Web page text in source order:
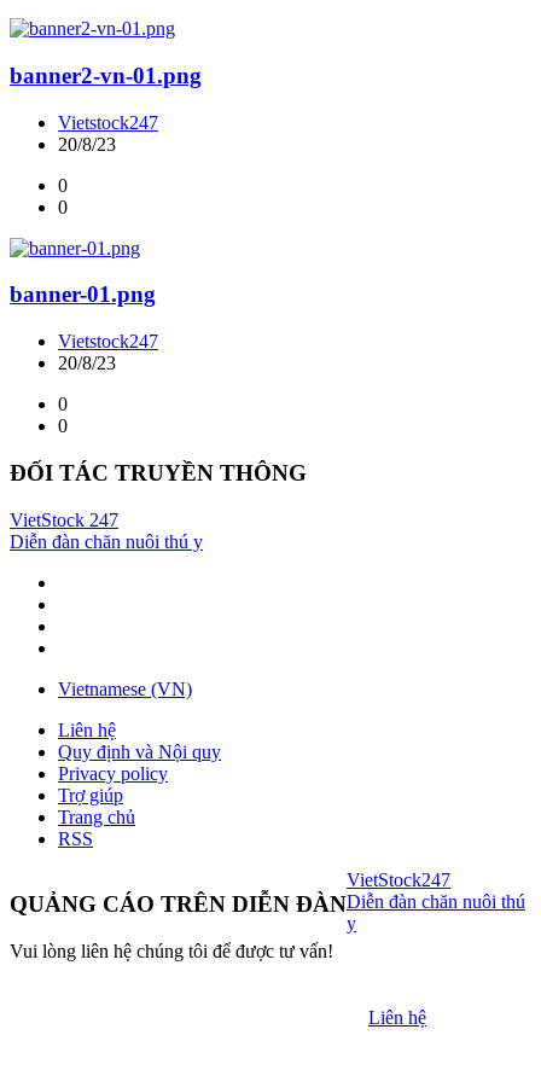
banner2-vn-01.png
Vietstock247
20/8/23
0
0
banner-01.png
Vietstock247
20/8/23
0
0
ĐỐI TÁC TRUYỀN THÔNG
VietStock 247
Diễn đàn chăn nuôi thú y
Vietnamese (VN)
Liên hệ
Quy định và Nội quy
Privacy policy
Trợ giúp
Trang chủ
RSS
QUẢNG CÁO TRÊN DIỄN ĐÀN
Vui lòng liên hệ chúng tôi để được tư vấn!
Liên hệ
VietStock247
Diễn đàn chăn nuôi thú
y